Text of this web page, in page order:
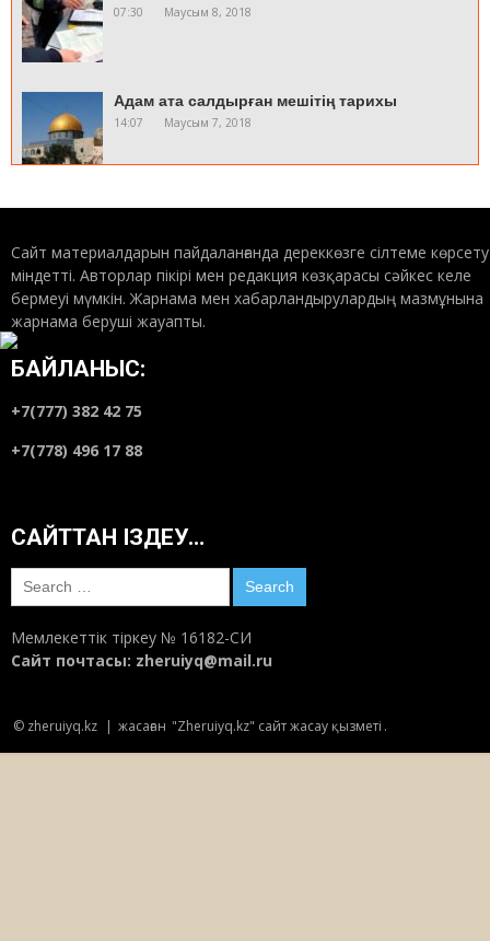
07:30 Маусым 8, 2018
Адам ата салдырған мешітің тарихы
14:07 Маусым 7, 2018
Олар ант қабылдады
Отбасы құндылығындағы КЕЛІННІҢ РӨЛІ
07:05
кездесуі
БҰҰ қыз алып қашу дәстүріне қарсы шықты
10:57 Маусым 4, 2018
Мүрделері Меккеде қалған қазақтар
Сайт материалдарын пайдаланғанда дереккөзге сілтеме көрсету
міндетті. Авторлар пікірі мен редакция көзқарасы сәйкес келе
бермеуі мүмкін. Жарнама мен хабарландырулардың мазмұнына
жарнама беруші жауапты.
БАЙЛАНЫС:
+7(777) 382 42 75
+7(778) 496 17 88
САЙТТАН ІЗДЕУ…
Search
for:
Мемлекеттік тіркеу № 16182-СИ
Сайт почтасы: zheruiyq@mail.ru
© zheruiyq.kz | жасаған "Zheruiyq.kz" сайт жасау қызметі .